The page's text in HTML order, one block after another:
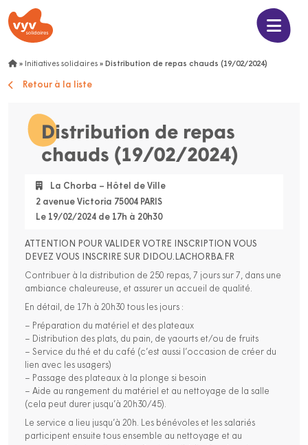
» Initiatives solidaires » Distribution de repas chauds (19/02/2024)
Retour à la liste
Distribution de repas
chauds (19/02/2024)
La Chorba – Hôtel de Ville
2 avenue Victoria 75004 PARIS
Le 19/02/2024 de 17h à 20h30
ATTENTION POUR VALIDER VOTRE INSCRIPTION VOUS
DEVEZ VOUS INSCRIRE SUR DIDOU.LACHORBA.FR
Contribuer à la distribution de 250 repas, 7 jours sur 7, dans une
ambiance chaleureuse, et assurer un accueil de qualité.
En détail, de 17h à 20h30 tous les jours :
– Préparation du matériel et des plateaux
– Distribution des plats, du pain, de yaourts et/ou de fruits
– Service du thé et du café (c’est aussi l’occasion de créer du
lien avec les usagers)
– Passage des plateaux à la plonge si besoin
– Aide au rangement du matériel et au nettoyage de la salle
(cela peut durer jusqu’à 20h30/45).
Le service a lieu jusqu’à 20h. Les bénévoles et les salariés
participent ensuite tous ensemble au nettoyage et au